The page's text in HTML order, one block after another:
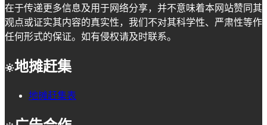
在于传递更多信息及用于网络分享，并不意味着本网站赞同其
观点或证实其内容的真实性，我们不对其科学性、严肃性等作
任何形式的保证。如有侵权请及时联系。
地摊赶集
地摊赶集表